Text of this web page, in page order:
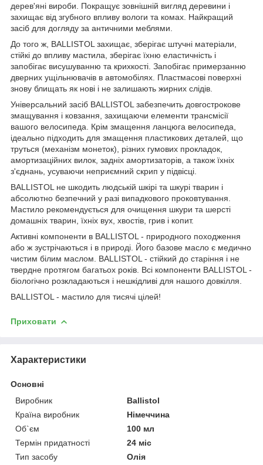
дерев'яні вироби. Покращує зовнішній вигляд деревини і
захищає від згубного впливу вологи та комах. Найкращий
засіб для догляду за античними меблями.
До того ж, BALLISTOL захищає, зберігає штучні матеріали,
стійкі до впливу мастила, зберігає їхню еластичність і
запобігає висушуванню та крихкості. Запобігає примерзанню
дверних ущільнювачів в автомобілях. Пластмасові поверхні
знову блищать як нові і не залишають жирних слідів.
Універсальний засіб BALLISTOL забезпечить довгострокове
змащування і ковзання, захищаючи елементи трансмісії
вашого велосипеда. Крім змащення ланцюга велосипеда,
ідеально підходить для змащення пластикових деталей, що
труться (механізм монеток), різних гумових прокладок,
амортизаційних вилок, задніх амортизаторів, а також їхніх
з'єднань, усуваючи неприємний скрип у підвісці.
BALLISTOL не шкодить людській шкірі та шкурі тварин і
абсолютно безпечний у разі випадкового проковтування.
Мастило рекомендується для очищення шкури та шерсті
домашніх тварин, їхніх вух, хвостів, грив і копит.
Активні компоненти в BALLISTOL - природного походження
або ж зустрічаються і в природі. Його базове масло є медично
чистим білим маслом. BALLISTOL - стійкий до старіння і не
твердне протягом багатьох років. Всі компоненти BALLISTOL -
біологічно розкладаються і нешкідливі для нашого довкілля.
BALLISTOL - мастило для тисячі цілей!
Приховати
Характеристики
Основні
Виробник
Ballistol
Країна виробник
Німеччина
Об`єм
100 мл
Термін придатності
24 міс
Тип засобу
Олія